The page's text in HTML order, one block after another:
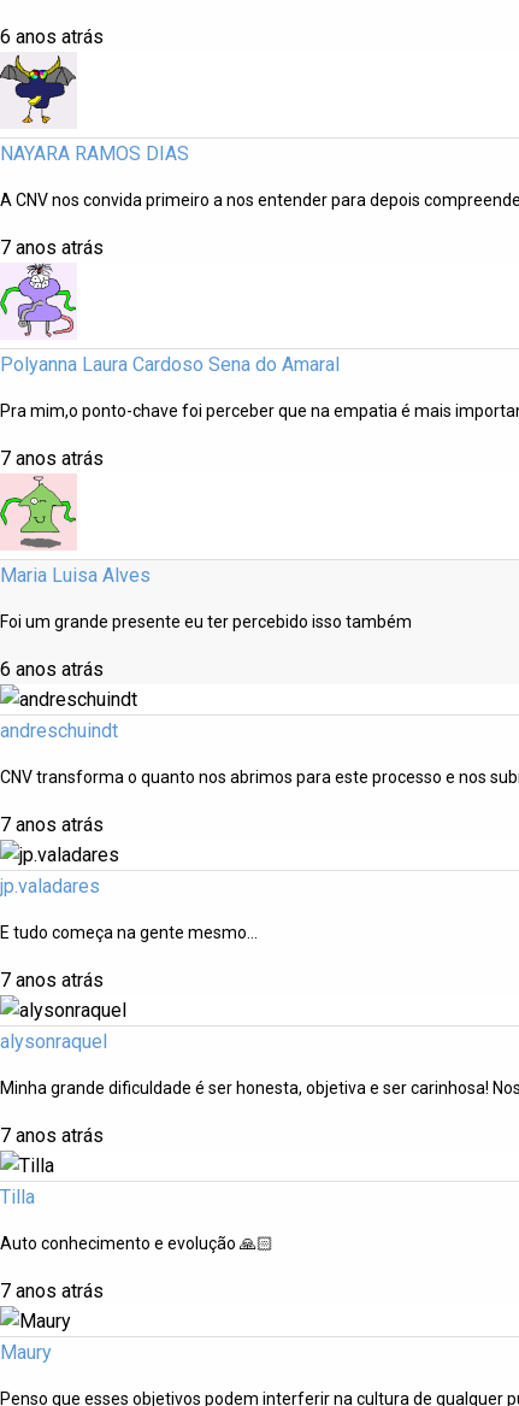
6 anos atrás
NAYARA RAMOS DIAS
A CNV nos convida primeiro a nos entender para depois
7 anos atrás
Polyanna Laura Cardoso Sena do Amaral
Pra mim,o ponto-chave foi perceber que na empatia é mais
7 anos atrás
Maria Luisa Alves
Foi um grande presente eu ter percebido isso também
6 anos atrás
andreschuindt
CNV transforma o quanto nos abrimos para este processo e nos
7 anos atrás
jp.valadares
E tudo começa na gente mesmo…
7 anos atrás
alysonraquel
Minha grande dificuldade é ser honesta, objetiva e ser carinhosa!
7 anos atrás
Tilla
Auto conhecimento e evolução 🙏🏻
7 anos atrás
Maury
Penso que esses objetivos podem interferir na cultura de qualquer